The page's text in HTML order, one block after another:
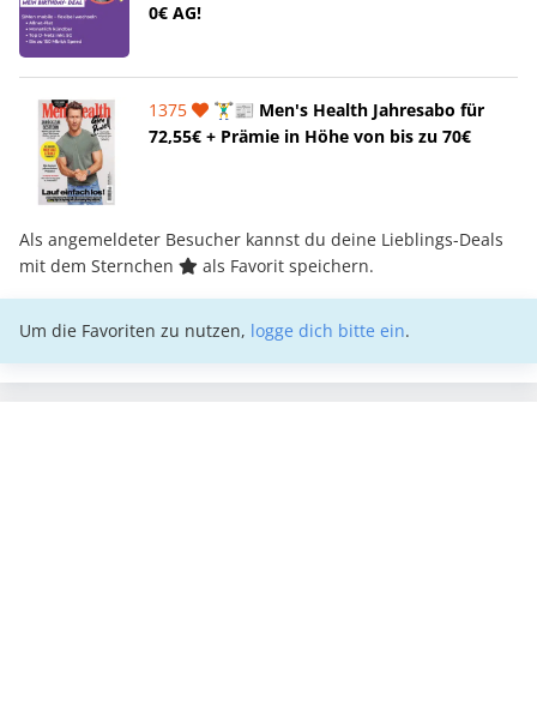
0€ AG!
1375
🏋️‍♂️📰 Men's Health Jahresabo für
72,55€ + Prämie in Höhe von bis zu 70€
Als angemeldeter Besucher kannst du deine Lieblings-Deals
mit dem Sternchen
als Favorit speichern.
Um die Favoriten zu nutzen, logge dich bitte ein.